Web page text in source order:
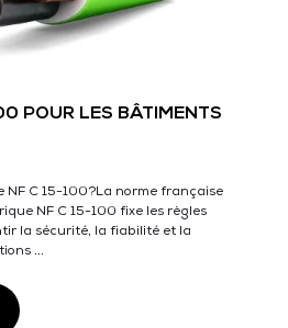
POUR LES BÂTIMENTS
NF C 15-100?La norme française
NF C 15-100 fixe les règles
la sécurité, la fiabilité et la
...